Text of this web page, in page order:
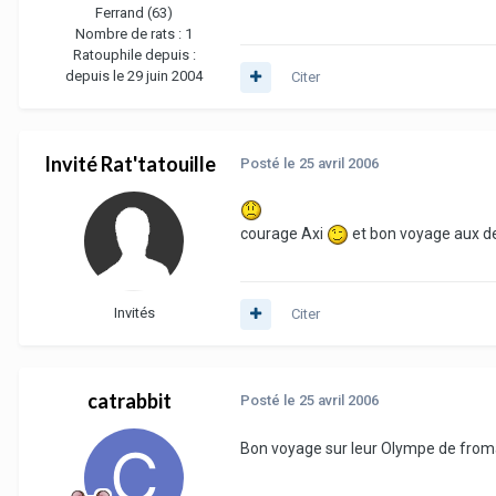
Ferrand (63)
Nombre de rats : 1
Ratouphile depuis :
depuis le 29 juin 2004
Citer
Invité Rat'tatouille
Invités
Posté le 25 avril 2006
courage Axi et bon voyage aux
Citer
catrabbit Posté le 25 avril 2006
Bon voyage sur leur Olympe de